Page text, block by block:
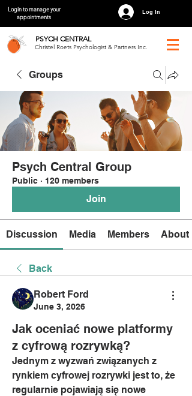
Login to manage your
appointments
Log In
PSYCH CENTRAL
Christel Roets Psychologist & Partners Inc.
Groups
Psych Central Group
Public · 120 members
Join
Discussion Media Members About
Back
Robert Ford
June 3, 2026
Jak oceniać nowe platformy
z cyfrową rozrywką?
Jednym z wyzwań związanych z
rynkiem cyfrowej rozrywki jest to, że
regularnie pojawiają się nowe